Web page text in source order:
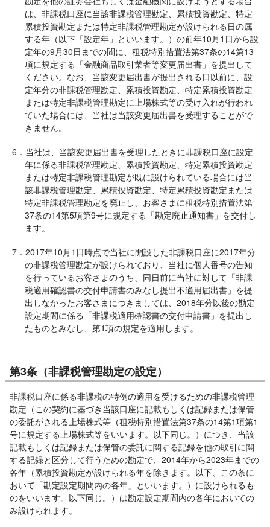
は、非課税口座に当該非課税管理勘定、累積投資勘定、特定
累積投資勘定または特定非課税管理勘定が設けられる日の属
する年（以下「設定年」といいます。）の前年10月1日から設
定年の9月30日までの間に、租税特別措置法第37条の14第13
項に規定する「金融商品取引業者等変更届出書」を提出して
ください。なお、当該変更届出書が提出される日以前に、設
定年分の非課税管理勘定、累積投資勘定、特定累積投資勘定
または特定非課税管理勘定に上場株式等の受け入れが行われ
ていた場合には、当社は当該変更届出書を受理することがで
きません。
6．当社は、当該変更届出書を受理したときに非課税口座に設定
年に係る非課税管理勘定、累積投資勘定、特定累積投資勘定
または特定非課税管理勘定が既に設けられている場合には当
該非課税管理勘定、累積投資勘定、特定累積投資勘定または
特定非課税管理勘定を廃止し、お客さまに租税特別措置法第
37条の14第5項第9号に規定する「勘定廃止通知書」を交付し
ます。
7．2017年10月1日時点で当社に開設した非課税口座に2017年分
の非課税管理勘定が設けられており、当社に個人番号の告知
を行っているお客さまのうち、同日前に当社に対して「非課
税適用確認書の交付申請書のみなし提出不適用届出書」を提
出しなかったお客さまにつきましては、2018年分以後の勘定
設定期間に係る「非課税適用確認書の交付申請書」を提出し
たものとみなし、第1項の規定を適用します。
第3条（非課税管理勘定の設定）
非課税口座に係る非課税の特例の適用を受けるための非課税管理
勘定（この契約に基づき当該口座に記載もしくは記録または保管
の委託がされる上場株式等（租税特別措置法第37条の14第1項第1
号に規定する上場株式等をいいます。以下同じ。）につき、当該
記載もしくは記録または保管の委託に関する記録を他の取引に関
する記録と区分して行うための勘定で、2014年から2023年までの
各年（累積投資勘定が設けられる年を除きます。以下、この条に
おいて「勘定設定期間内の各年」といいます。）に設けられるも
のをいいます。以下同じ。）は勘定設定期間内の各年においての
み設けられます。